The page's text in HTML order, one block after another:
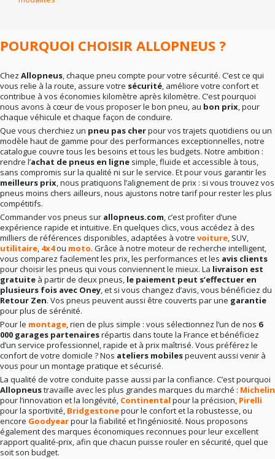
En résumé
POURQUOI CHOISIR ALLOPNEUS ?
Chez Allopneus, chaque pneu compte pour votre sécurité. C’est ce qui
vous relie à la route, assure votre sécurité, améliore votre confort et
contribue à vos économies kilomètre après kilomètre. C’est pourquoi
nous avons à cœur de vous proposer le bon pneu, au bon prix, pour
chaque véhicule et chaque façon de conduire.
Que vous cherchiez un pneu pas cherpour vos trajets quotidiens ou un
modèle haut de gamme pour des performances exceptionnelles, notre
catalogue couvre tous les besoins et tous les budgets. Notre ambition :
rendre l’achat de pneus en ligne simple, fluide et accessible à tous,
sans compromis sur la qualité ni sur le service. Et pour vous garantir les
meilleurs prix, nous pratiquons l’alignement de prix : si vous trouvez vos
pneus moins chers ailleurs, nous ajustons notre tarif pour rester les plus
compétitifs.
Commander vos pneus sur allopneus.com, c’est profiter d’une
expérience rapide et intuitive. En quelques clics, vous accédez à des
milliers de références disponibles, adaptées à votre voiture, SUV,
utilitaire, 4x4ou moto. Grâce à notre moteur de recherche intelligent,
vous comparez facilement les prix, les performances et les avis clients
pour choisir les pneus qui vous conviennent le mieux. La livraison est
gratuite à partir de deux pneus, le paiement peut s’effectuer en
plusieurs fois avec Oney, et si vous changez d’avis, vous bénéficiez du
Retour Zen. Vos pneus peuvent aussi être couverts par une garantie
pour plus de sérénité.
Pour le montage, rien de plus simple : vous sélectionnez l’un de nos 6
000 garages partenairesrépartis dans toute la France et bénéficiez
d’un service professionnel, rapide et à prix maîtrisé. Vous préférez le
confort de votre domicile ? Nos ateliers mobilespeuvent aussi venir à
vous pour un montage pratique et sécurisé.
La qualité de votre conduite passe aussi par la confiance. C’est pourquoi
Allopneustravaille avec les plus grandes marques du marché : Michelin
pour l’innovation et la longévité, Continental pour la précision, Pirelli
pour la sportivité, Bridgestonepour le confort et la robustesse, ou
encore Goodyearpour la fiabilité et l’ingéniosité. Nous proposons
également des marques économiques reconnues pour leur excellent
rapport qualité-prix, afin que chacun puisse rouler en sécurité, quel que
soit son budget.